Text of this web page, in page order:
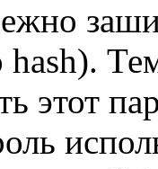
hash).
этот